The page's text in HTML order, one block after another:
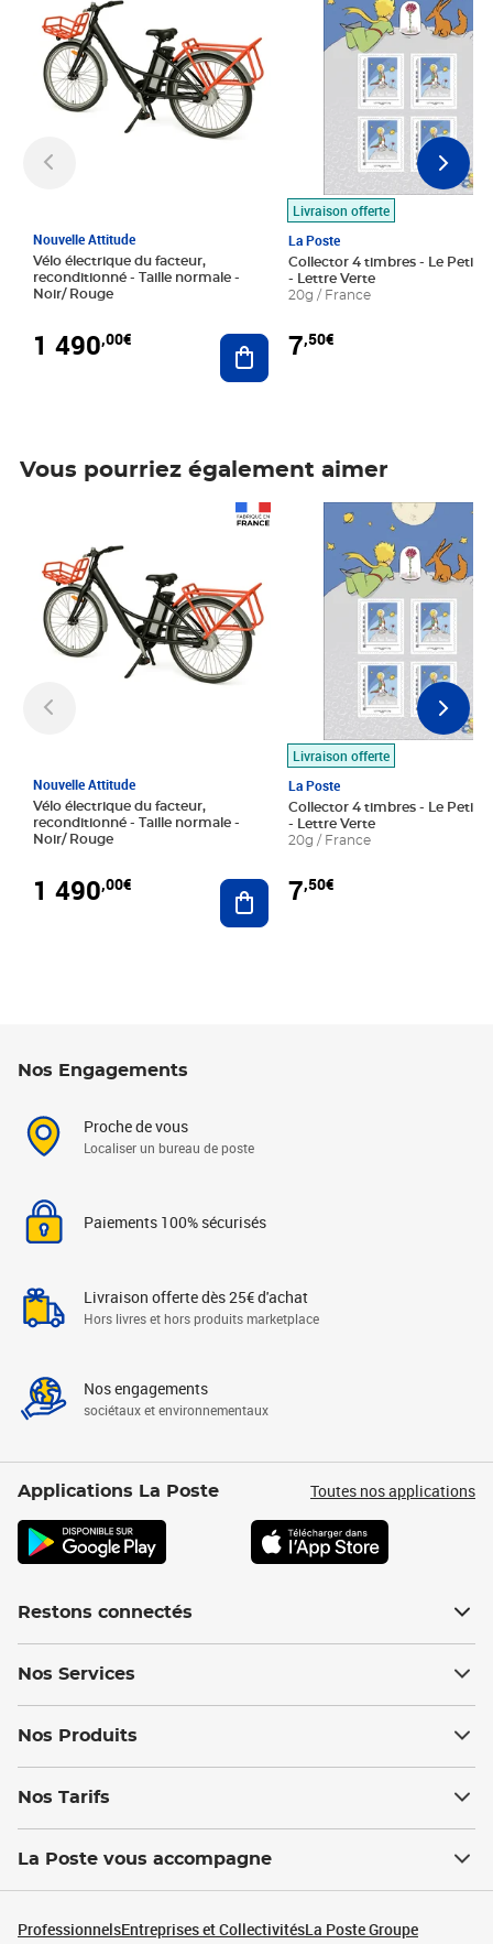
Nouvelle Attitude
Vélo électrique du facteur,
reconditionné - Taille normale -
Noir/ Rouge
1 490,00€ Ajouter au panier
Livraison offerte
La Poste
Collector 4 timbres - Le Petit
- Lettre Verte
20g / France
7,50€
Vous pourriez également aimer
Nouvelle Attitude
Vélo électrique du facteur,
reconditionné - Taille normale -
Noir/ Rouge
1 490,00€ Ajouter au panier
Livraison offerte
La Poste
Collector 4 timbres - Le Petit
- Lettre Verte
20g / France
7,50€
Prix 7,50€
Nos Engagements
Proche de vous
Localiser un bureau de poste
Paiements 100% sécurisés
Livraison offerte dès 25€ d'achat
Hors livres et hors produits marketplace
Nos engagements
sociétaux et environnementaux
Applications La Poste Toutes nos applications
Restons connectés
Nos Services
Nos Produits
Nos Tarifs
La Poste vous accompagne
ProfessionnelsEntreprises et CollectivitésLa Poste Groupe